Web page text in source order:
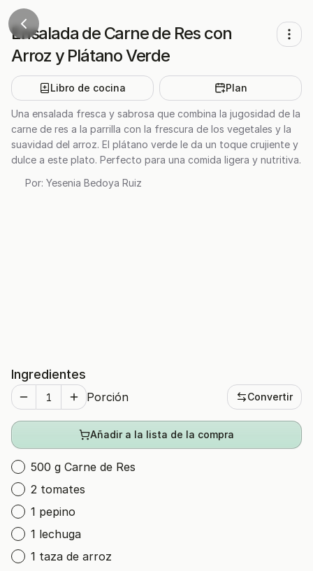
Ensalada de Carne de Res con
Arroz y Plátano Verde
Libro de cocina Plan
Una ensalada fresca y sabrosa que combina la jugosidad de la
carne de res a la parrilla con la frescura de los vegetales y la
suavidad del arroz. El plátano verde le da un toque crujiente y
dulce a este plato. Perfecto para una comida ligera y nutritiva.
Por: Yesenia Bedoya Ruiz
Ingredientes
Porción Convertir
Añadir a la lista de la compra
500 g Carne de Res
2 tomates
1 pepino
1 lechuga
1 taza de arroz